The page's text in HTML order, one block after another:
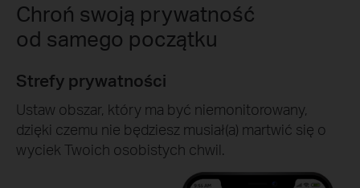
Chroń swoją prywatność
od samego początku
Strefy prywatności
Ustaw obszar, który ma być niemonitorowany,
dzięki czemu nie będziesz musiał(a) martwić się o
wyciek Twoich osobistych chwil.